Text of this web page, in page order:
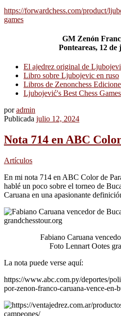
https://forwardchess.com/product/
games
GM Zenón
Ponteareas, 12 de
El ajedrez original de
Libro sobre Ljubojevic en ruso
Libros de Zenonchess
Ljubojević's Best Chess Games
poradmin
Publicada julio 12, 2024
Nota 714 en ABC
Artículos
En mi nota 714 en ABC Color de
hablé un poco sobre el torneo de
Caruana en una apasionante
Fabiano Caruana
Foto Lennart Ootes
La nota puede verse aquí:
https://www.abc.com.py/deportes/
por-zenon-franco-caruana-vence-en-